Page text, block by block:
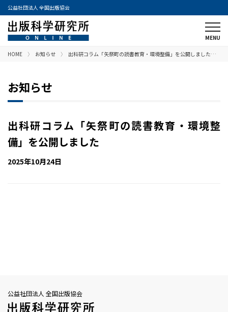
公益社団法人 全国出版協会
HOME お知らせ 出科研コラム「矢祭町の読書教育・環境整備」を公開しました…
お知らせ
出科研コラム「矢祭町の読書教育・環境整
備」を公開しました
2025年10月24日
公益社団法人 全国出版協会